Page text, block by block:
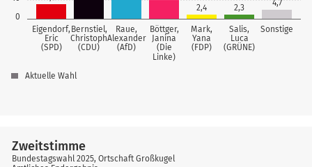
0
Eigendorf,
Eric
(SPD)
Bernstiel,
Christoph
(CDU)
Raue,
Alexander
(AfD)
Böttger,
Janina
(Die
Linke)
Mark,
Yana
(FDP)
Salis,
Luca
(GRÜNE)
Sonstige
2,4
2,3 4,7
Aktuelle Wahl
Zweitstimme
Bundestagswahl 2025, Ortschaft Großkugel